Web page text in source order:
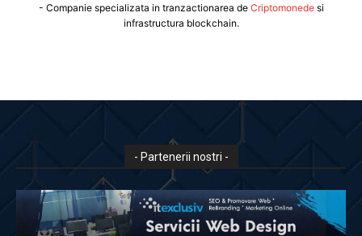
- Companie specializata in tranzactionarea de Criptomonedesi
infrastructura blockchain.
- Partenerii nostri -